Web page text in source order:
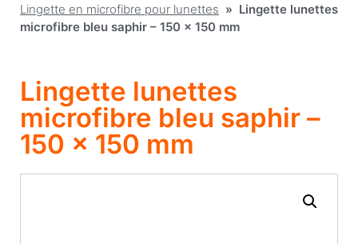
Lingette en microfibre pour lunettes » Lingette lunettes
microfibre bleu saphir – 150 x 150 mm
Lingette lunettes
microfibre bleu saphir –
150 x 150 mm